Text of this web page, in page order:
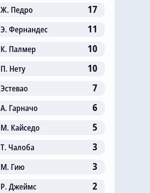
Ж. Педро 17
Э. Фернандес 11
К. Палмер 10
П. Нету 10
Эстевао 7
А. Гарначо 6
М. Кайседо 5
Т. Чалоба 3
М. Гию 3
Р. Джеймс 2